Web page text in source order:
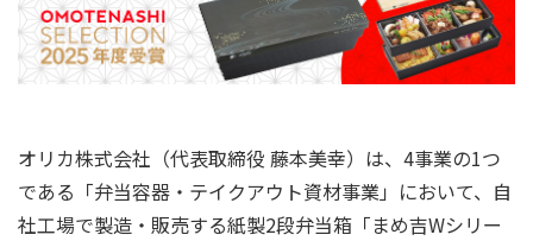
オリカ株式会社（代表取締役 藤本美幸）は、4事業の1つ
である「弁当容器・テイクアウト資材事業」において、自
社工場で製造・販売する紙製2段弁当箱「まめ吉Wシリー